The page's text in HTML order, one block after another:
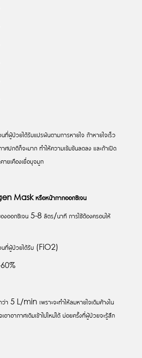
ที่ผู้ป่วยได้รับแปรผันตามการหายใจ ถ้าหายใจเร็ว
ปกติก็จะมาก ทำให้ความเข้มข้นลดลง และถ้าเปิด
ายเคืองเยื่อบุจมูก
Maskหรือหน้ากากออกซิเจน
องออกซิเจน 5-8 ลิตร/นาที การใช้ต้องครอบให้
นที่ผู้ป่วยได้รับ (FiO2)
า 5 L/min เพราะจะทำให้ลมหายใจเดิมค้างใน
อาอากาศเดิมเข้าไปใหม่ได้ บ่อยครั้งที่ผู้ป่วยจะรู้สึก